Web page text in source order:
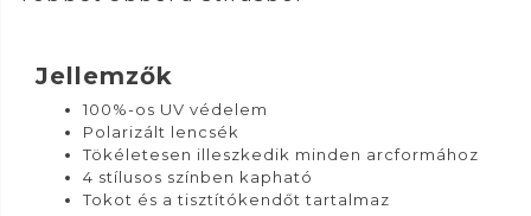
Jellemzők
100%-os UV védelem
Polarizált lencsék
Tökéletesen illeszkedik minden arcformához
4 stílusos színben kapható
Tokot és a tisztítókendőt tartalmaz